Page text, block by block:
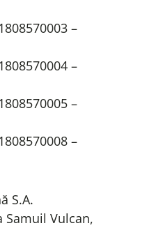
–
–
–
–
S.A.
Samuil Vulcan,